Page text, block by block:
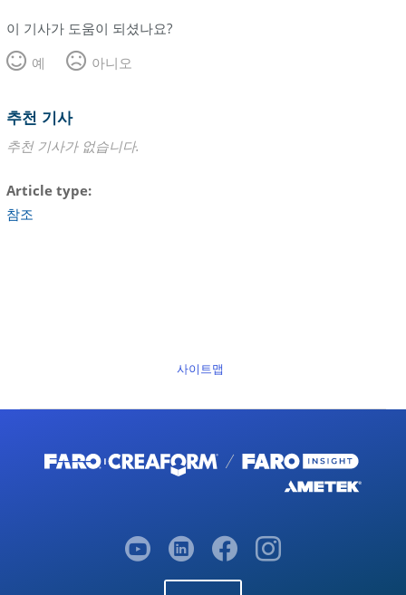
이 기사가 도움이 되셨나요?
예
아니오
추천 기사
추천 기사가 없습니다.
Article type
참조
사이트맵